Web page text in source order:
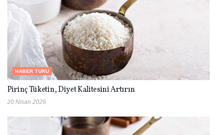
HABER TURU
Pirinç Tüketin, Diyet Kalitesini Artırın
20 Nisan 2026